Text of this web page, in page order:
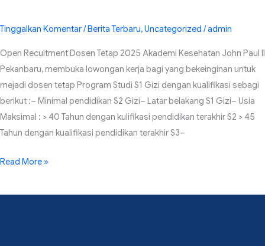
Tinggalkan Komentar/Berita Terbaru,Uncategorized /admin
Open Recuitment Dosen Tetap 2025 Akademi Kesehatan John Paul II
Pekanbaru, membuka lowongan kerja bagi yang bekeinginan untuk
mejadi dosen tetap Program Studi S1 Gizi dengan kualifikasi sebagi
berikut :– Minimal pendidikan S2 Gizi– Latar belakang S1 Gizi– Usia
Maksimal : > 40 Tahun dengan kulifikasi pendidikan terakhir S2 > 45
Tahun dengan kualifikasi pendidikan terakhir S3–
Read More »